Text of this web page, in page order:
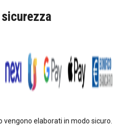
vengono elaborati in modo sicuro.